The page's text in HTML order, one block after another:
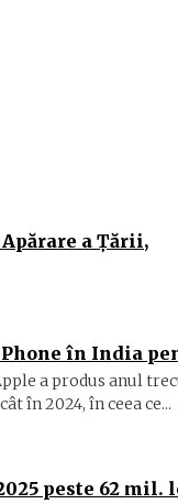
a Ţării,
în India
a produs anul
în 2024, în ceea ce...
peste 62 mil.